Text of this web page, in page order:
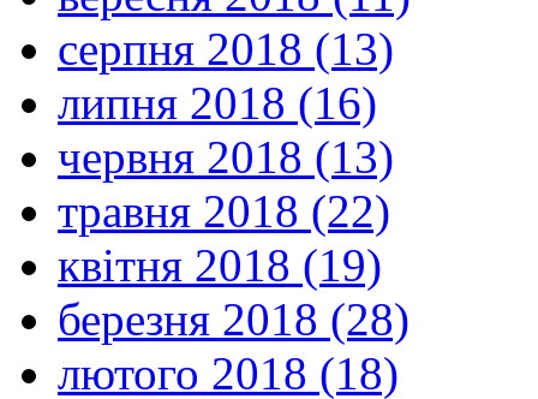
серпня 2018 (13)
липня 2018 (16)
червня 2018 (13)
травня 2018 (22)
квітня 2018 (19)
березня 2018 (28)
лютого 2018 (18)